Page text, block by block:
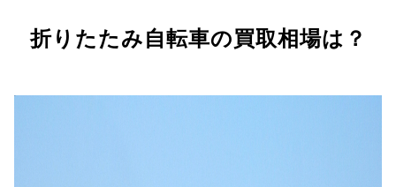
折りたたみ自転車の買取相場は？